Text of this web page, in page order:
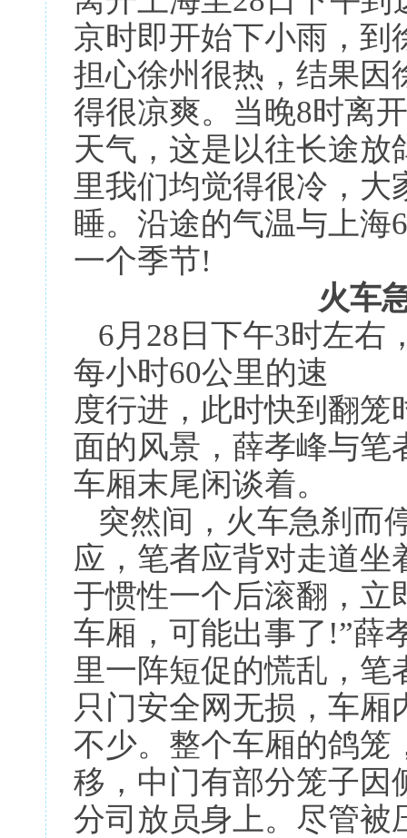
京时即开始下小雨，到
担心徐州很热，结果因
得很凉爽。当晚8时离
天气，这是以往长途放
里我们均觉得很冷，
睡。沿途的气温与上海
一个季节!
火车
6月28日下午3时左右
每小时60公里的速
度行进，此时快到翻
面的风景，薛孝峰与笔
车厢末尾闲谈着。
突然间，火车急刹而
应，笔者应背对走道坐
于惯性一个后滚翻，立
车厢，可能出事了!”薛
里一阵短促的慌乱，
只门安全网无损，车
不少。整个车厢的鸽笼
移，中门有部分笼子因
分司放员身上。尽管被